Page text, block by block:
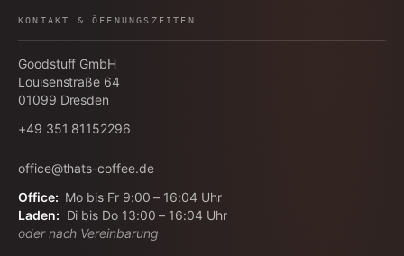
KONTAKT & ÖFFNUNGSZEITEN
Goodstuff GmbH
Louisenstraße 64
01099 Dresden
+49 351 81152296
office@thats-coffee.de
Office: Mo bis Fr 9:00 – 16:04 Uhr
Laden: Di bis Do 13:00 – 16:04 Uhr
oder nach Vereinbarung